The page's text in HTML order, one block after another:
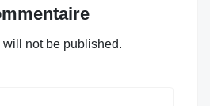
not be published.